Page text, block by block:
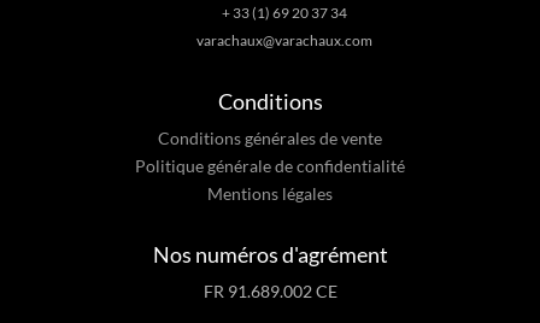
+ 33 (1) 69 20 37 34
varachaux@varachaux.com
Conditions
Conditions générales de vente
Politique générale de confidentialité
Mentions légales
Nos numéros d'agrément
FR 91.689.002 CE